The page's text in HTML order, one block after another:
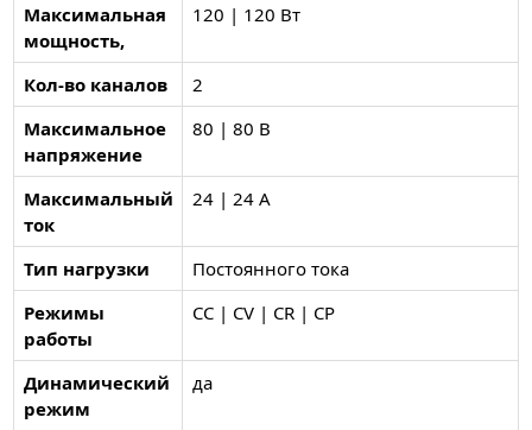
Максимальная
мощность,
120 | 120 Вт
Кол-во каналов
2
Максимальное
напряжение
80 | 80 В
Максимальный
ток
24 | 24 А
Тип нагрузки
Постоянного тока
Режимы
работы
CC | CV | CR | CP
Динамический
режим
да